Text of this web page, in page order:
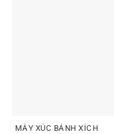
MÁY XÚC BÁNH XÍCH